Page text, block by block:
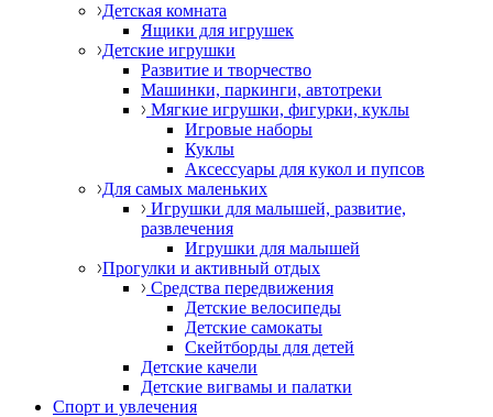
Детская комната
Ящики для игрушек
Детские игрушки
Развитие и творчество
Машинки, паркинги, автотреки
Мягкие игрушки, фигурки, куклы
Игровые наборы
Куклы
Аксессуары для кукол и пупсов
Для самых маленьких
Игрушки для малышей, развитие,
развлечения
Игрушки для малышей
Прогулки и активный отдых
Средства передвижения
Детские велосипеды
Детские самокаты
Скейтборды для детей
Детские качели
Детские вигвамы и палатки
Спорт и увлечения